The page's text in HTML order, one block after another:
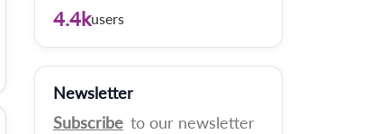
4.4kusers
Newsletter
Subscribe to our newsletter